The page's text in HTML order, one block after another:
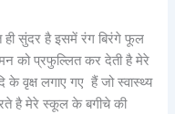
ही सुंदर है इसमें रंग बिरंगे फूल
को प्रफुल्लित कर देती है मेरे
के वृक्ष लगाए गए हैं जो स्वास्थ्य
है मेरे स्कूल के बगीचे की